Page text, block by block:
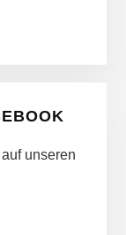
unseren